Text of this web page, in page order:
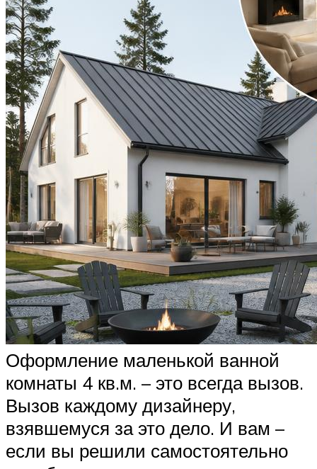
Оформление маленькой ванной
комнаты 4 кв.м. – это всегда вызов.
Вызов каждому дизайнеру,
взявшемуся за это дело. И вам –
если вы решили самостоятельно